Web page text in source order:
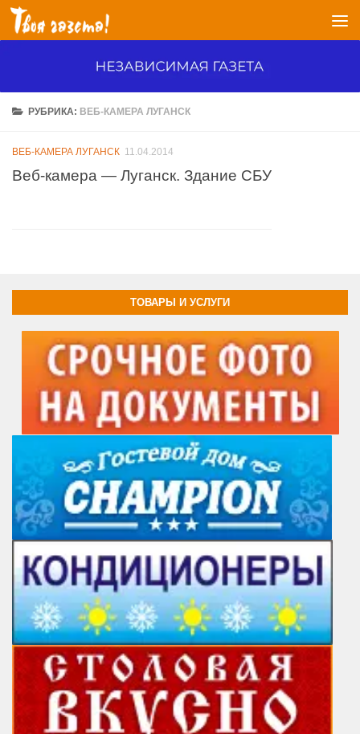
Перейти к содержимому
РУБРИКА: ВЕБ-КАМЕРА ЛУГАНСК
ВЕБ-КАМЕРА ЛУГАНСК 11.04.2014
Веб-камера — Луганск. Здание СБУ
ТОВАРЫ И УСЛУГИ